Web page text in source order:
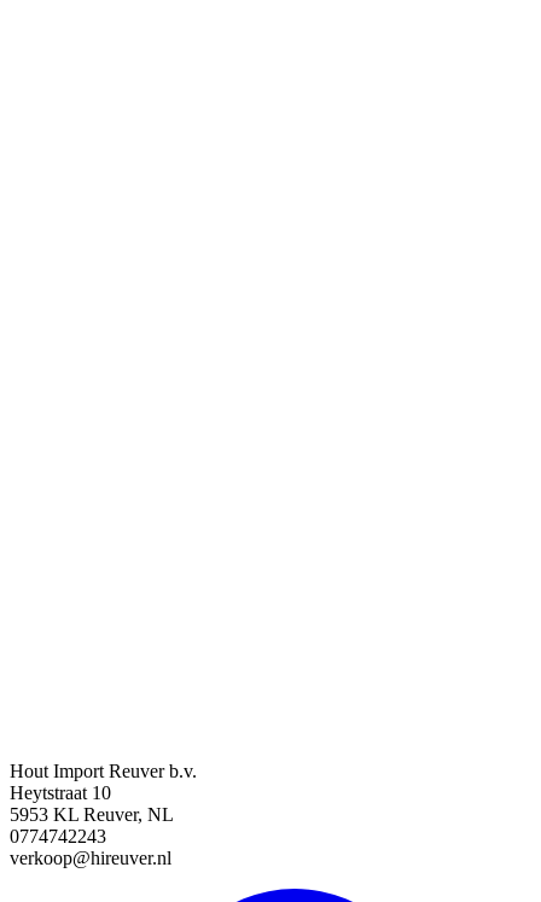
Hout Import Reuver b.v.
Heytstraat 10
5953 KL Reuver, NL
0774742243
verkoop@hireuver.nl